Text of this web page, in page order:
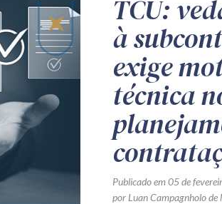
TCU:
à
exige
técnica
Publicado em 05 de
por Luan Campagnholo de